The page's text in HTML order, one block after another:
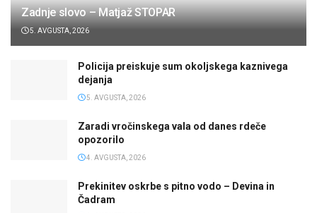
Zadnje slovo – Matjaž STOPAR
5. AVGUSTA, 2026
Policija preiskuje sum okoljskega kaznivega
dejanja
5. AVGUSTA, 2026
Zaradi vročinskega vala od danes rdeče
opozorilo
4. AVGUSTA, 2026
Prekinitev oskrbe s pitno vodo – Devina in
Čadram